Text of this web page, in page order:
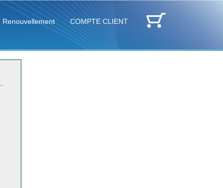
Renouvellement COMPTE CLIENT